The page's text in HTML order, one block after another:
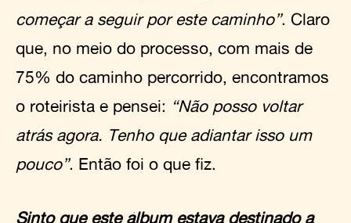
começar a seguir por este caminho”. Claro
que, no meio do processo, com mais de
75% do caminho percorrido, encontramos
o roteirista e pensei: “Não posso voltar
atrás agora. Tenho que adiantar isso um
pouco”. Então foi o que fiz.
Sinto que este álbum estava destinado a